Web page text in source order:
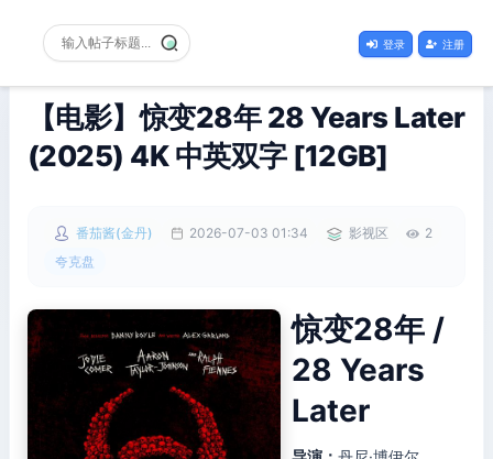
登录 注册
【电影】惊变28年 28 Years Later
(2025) 4K 中英双字 [12GB]
番茄酱(金丹) 2026-07-03 01:34 影视区
2
夸克盘
惊变28年 /
28 Years
Later